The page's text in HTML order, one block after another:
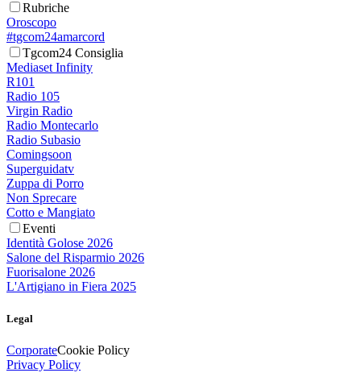
Rubriche
Oroscopo
#tgcom24amarcord
Tgcom24 Consiglia
Mediaset Infinity
R101
Radio 105
Virgin Radio
Radio Montecarlo
Radio Subasio
Comingsoon
Superguidatv
Zuppa di Porro
Non Sprecare
Cotto e Mangiato
Eventi
Identità Golose 2026
Salone del Risparmio 2026
Fuorisalone 2026
L'Artigiano in Fiera 2025
Legal
CorporateCookie Policy
Privacy Policy